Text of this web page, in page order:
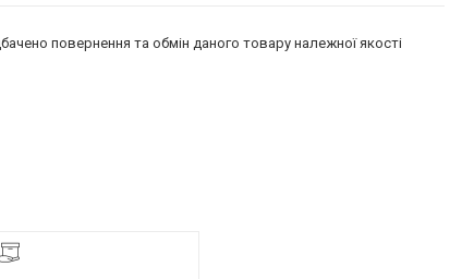
повернення та обмін даного товару належної якості